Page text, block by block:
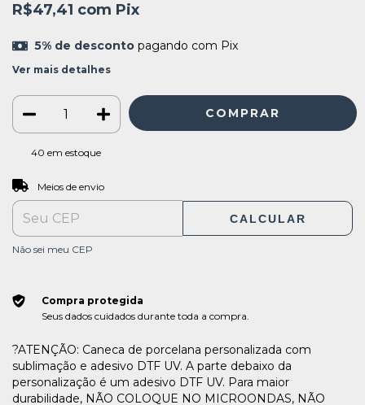
R$47,41 com Pix
5% de descontopagando com Pix
Ver mais detalhes
40 em estoque
Entregas para o CEP:
Meios de envio
CALCULAR
Não sei meu CEP
Compra protegida
Seus dados cuidados durante toda a compra.
?ATENÇÃO: Caneca de porcelana personalizada com
sublimação e adesivo DTF UV. A parte debaixo da
personalização é um adesivo DTF UV. Para maior
durabilidade, NÃO COLOQUE NO MICROONDAS, NÃO